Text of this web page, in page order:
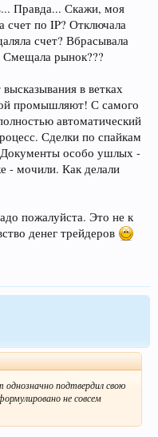
Правда... Скажи, моя
счет по IP? Отключала
счет? Вбрасывала
Смещала рынок???
в ветках
промышляют! С самого
автоматический
Сделки по спайкам
Документы особо ушлых -
- мочили. Как делали
пожалуйста. Это не к
денег трейдеров
подтвердил свою
не совсем